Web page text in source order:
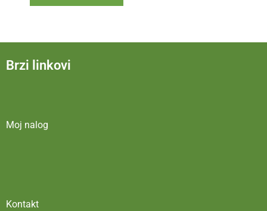
Brzi linkovi
Moj nalog
Kontakt